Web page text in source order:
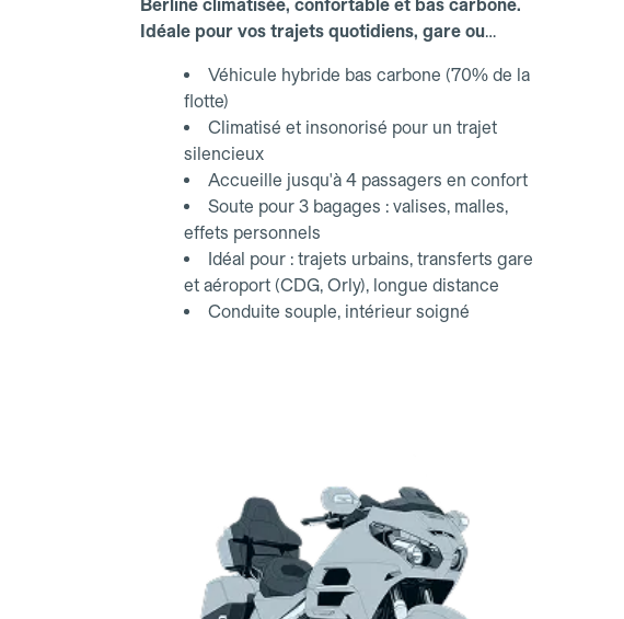
Berline climatisée, confortable et bas carbone.
Idéale pour vos trajets quotidiens, gare ou
Véhicule hybride bas carbone (70% de la
flotte)
Climatisé et insonorisé pour un trajet
silencieux
Accueille jusqu'à 4 passagers en confort
Soute pour 3 bagages : valises, malles,
effets personnels
Idéal pour : trajets urbains, transferts gare
et aéroport (CDG, Orly), longue distance
Conduite souple, intérieur soigné